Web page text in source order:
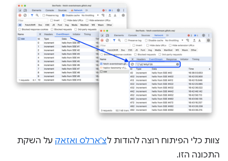
צוות כלי הפיתוח רוצה להודות לצ'ארלס ואזאק על השקת
התכונה הזו.